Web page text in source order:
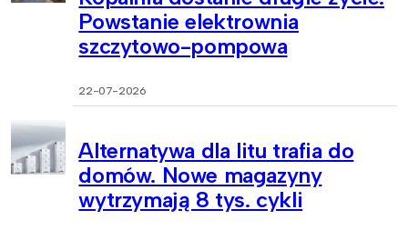
Powstanie elektrownia
szczytowo-pompowa
22-07-2026
Alternatywa dla litu trafia do
domów. Nowe magazyny
wytrzymają 8 tys. cykli